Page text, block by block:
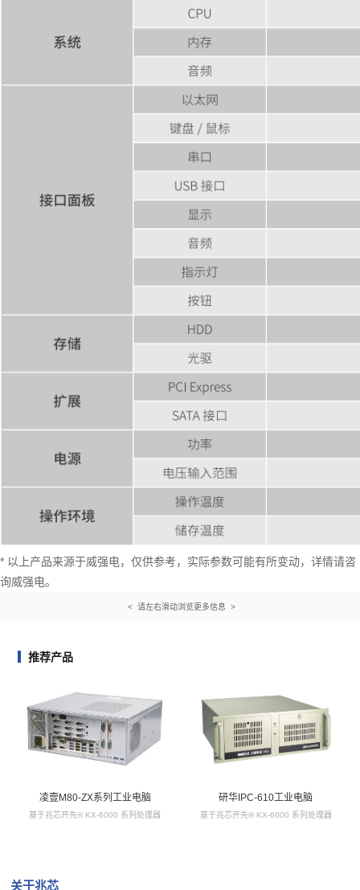
* 以上产品来源于威强电，仅供参考，实际参数可能有所变动，详情请咨
询威强电。
< 请左右滑动浏览更多信息 >
推荐产品
凌壹M80-ZX系列工业电脑
基于兆芯开先® KX-6000 系列处理器
研华IPC-610工业电脑
基于兆芯开先® KX-6000 系列处理器
关于兆芯